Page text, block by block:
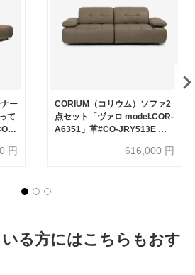
ー
て
円
CORIUM（コリウム）ソファ2
点セット「ヴァロ model.COR-
A6351」革#CO-JRY513E パ
616,000 円
る方にはこちらもおす